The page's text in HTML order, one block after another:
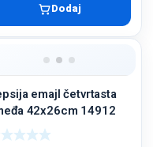
Dodaj
emajl četvrtasta
42x26cm 14912